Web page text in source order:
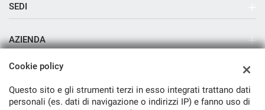
SEDI
AZIENDA
Azienda
Contatti
Cookie policy
Questo sito e gli strumenti terzi in esso integrati trattano dati
personali (es. dati di navigazione o indirizzi IP) e fanno uso di